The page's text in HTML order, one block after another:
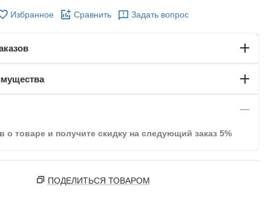
Избранное Сравнить Задать вопрос
о товаре и получите скидку на следующий заказ 5%
ПОДЕЛИТЬСЯ ТОВАРОМ